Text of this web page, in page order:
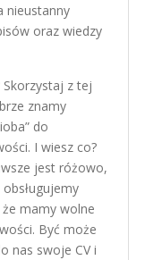
nieustanny
oraz wiedzy
z tej
znamy
do
I wiesz co?
jest różowo,
mamy wolne
Być może
nas swoje CV i